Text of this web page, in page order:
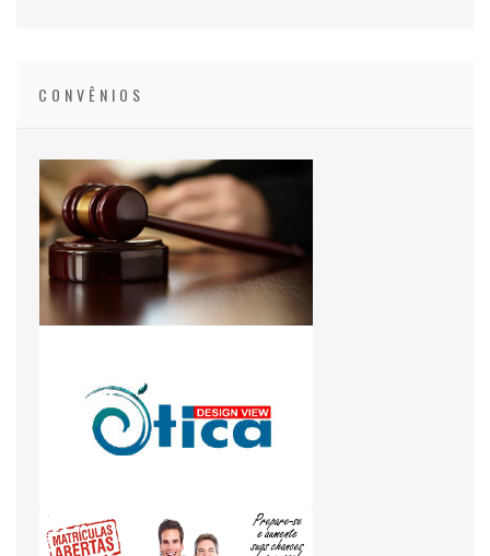
CONVÊNIOS